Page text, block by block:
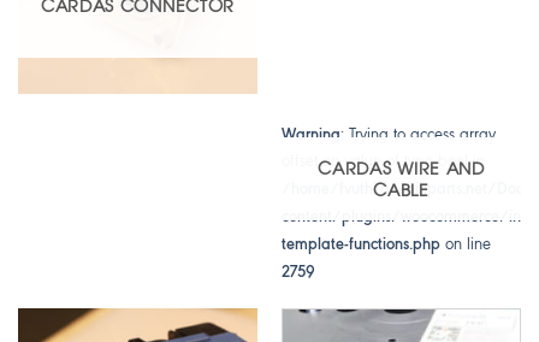
Warning: Trying to access array
offset on value of type bool in
/home/fvuth76c/hifiparts.net/
template-functions.phpon line
2759
CARDAS WIRE AND
CABLE